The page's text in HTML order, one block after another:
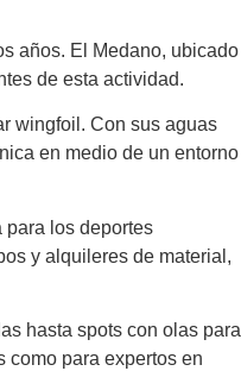
años. El Medano, ubicado
de esta actividad.
wingfoil. Con sus aguas
en medio de un entorno
para los deportes
y alquileres de material,
hasta spots con olas para
como para expertos en